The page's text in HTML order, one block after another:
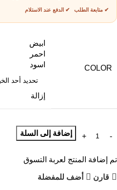
✔ متابعة الطلب ✔ الدفع عند الاستلام
COLOR
ابيض
احمر
اسود
إزالة
إضافة إلى السلة
تم إضافة المنتج لعربة التسوق
قارن أضف للمفضلة